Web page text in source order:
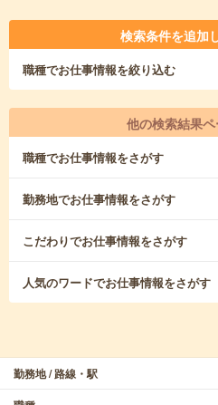
検索条件を追加
職種でお仕事情報を絞り込む
他の検索結果
職種でお仕事情報をさがす
勤務地でお仕事情報をさがす
こだわりでお仕事情報をさがす
人気のワードでお仕事情報をさがす
勤務地 / 路線・駅